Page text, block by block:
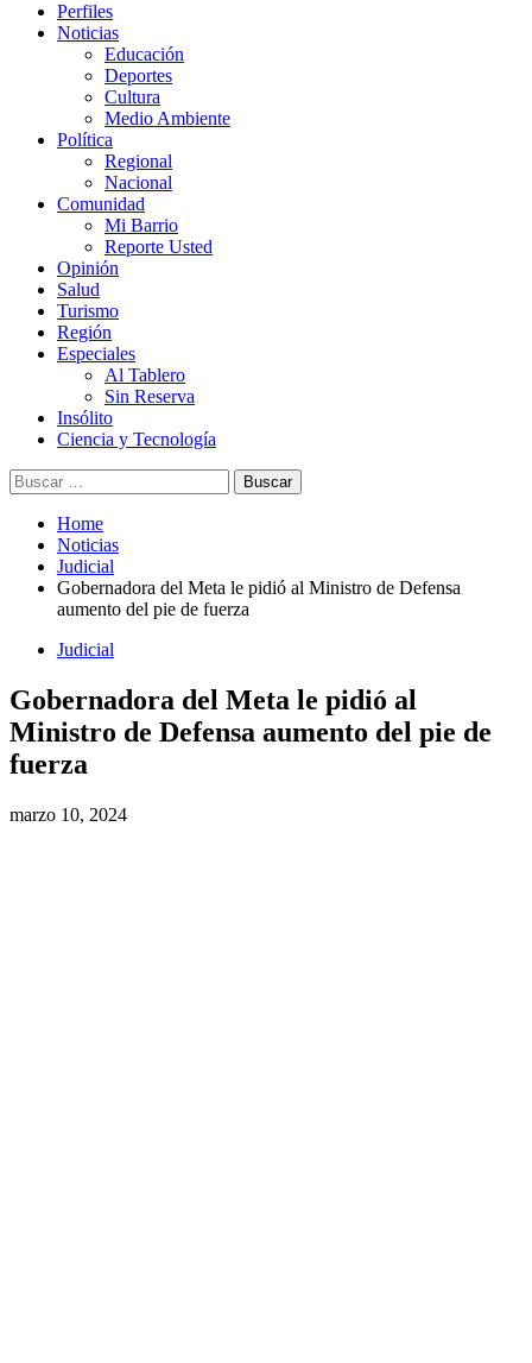
Perfiles
Noticias
Educación
Deportes
Cultura
Medio Ambiente
Política
Regional
Nacional
Comunidad
Mi Barrio
Reporte Usted
Opinión
Salud
Turismo
Región
Especiales
Al Tablero
Sin Reserva
Insólito
Ciencia y Tecnología
Home
Noticias
Judicial
Gobernadora del Meta le pidió al Ministro de Defensa
aumento del pie de fuerza
Judicial
Gobernadora del Meta le pidió al
Ministro de Defensa aumento del pie de
fuerza
marzo 10, 2024